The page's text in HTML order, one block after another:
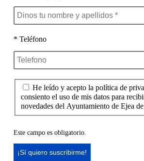
* Teléfono
He leído y acepto la política de
consiento el uso de mis datos para
novedades del Ayuntamiento de Ejea
Este campo es obligatorio.